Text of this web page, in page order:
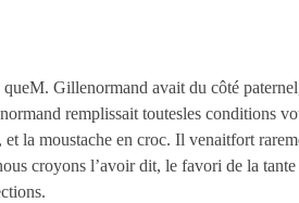
Gillenormand avait du côté
remplissait toutesles conditions
la moustache en croc. Il venaitfort
croyons l’avoir dit, le favori de la